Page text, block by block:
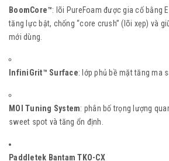
BoomCore™: lõi PureFoam được gia cố bằng
tăng lực bật, chống “core crush” (lõi xẹp) và
mới dùng.
InfiniGrit™ Surface: lớp phủ bề mặt tăng ma
MOI Tuning System: phân bố trọng lượng
sweet spot và tăng ổn định.
Paddletek Bantam TKO-CX